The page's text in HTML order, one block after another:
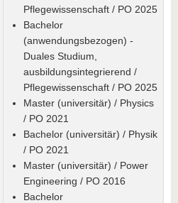
Pflegewissenschaft / PO 2025
Bachelor
(anwendungsbezogen) -
Duales Studium,
ausbildungsintegrierend /
Pflegewissenschaft / PO 2025
Master (universitär) / Physics
/ PO 2021
Bachelor (universitär) / Physik
/ PO 2021
Master (universitär) / Power
Engineering / PO 2016
Bachelor